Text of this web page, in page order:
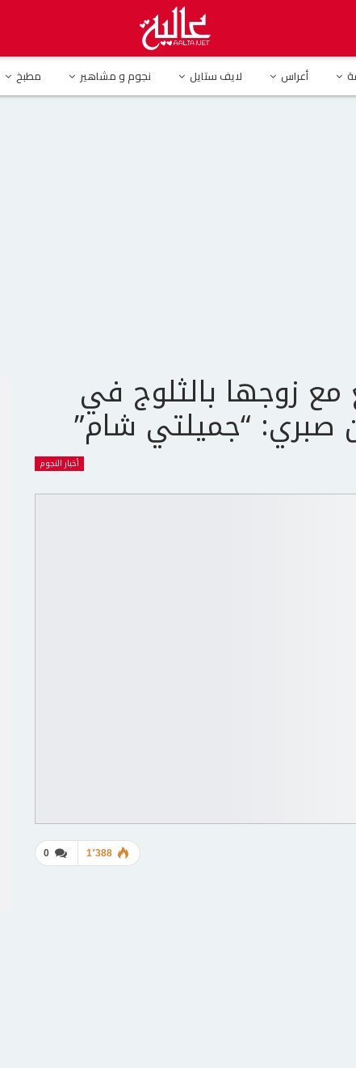
أعراس لايف ستايل نجوم و مشاهير مطبخ
مع زوجها بالثلوج في شهر العسل وياسمين صبري: “جميلتي شام”
زوجها بالثلوج في
“جميلتي شام”
أخبار النجوم
0 1٬388